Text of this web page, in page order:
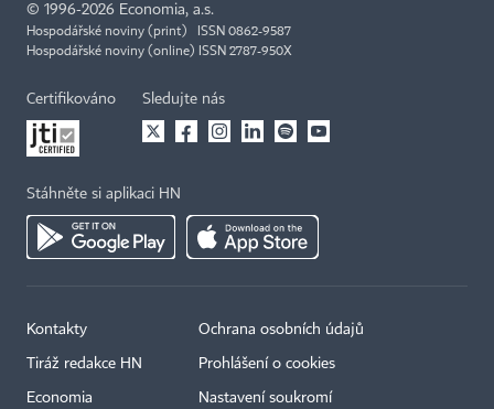
© 1996-2026 Economia, a.s.
Hospodářské noviny (print) ISSN 0862-9587
Hospodářské noviny (online) ISSN 2787-950X
Certifikováno Sledujte nás
Stáhněte si aplikaci HN
Kontakty
Tiráž redakce HN
Economia
Ochrana osobních údajů
Prohlášení o cookies
Nastavení soukromí